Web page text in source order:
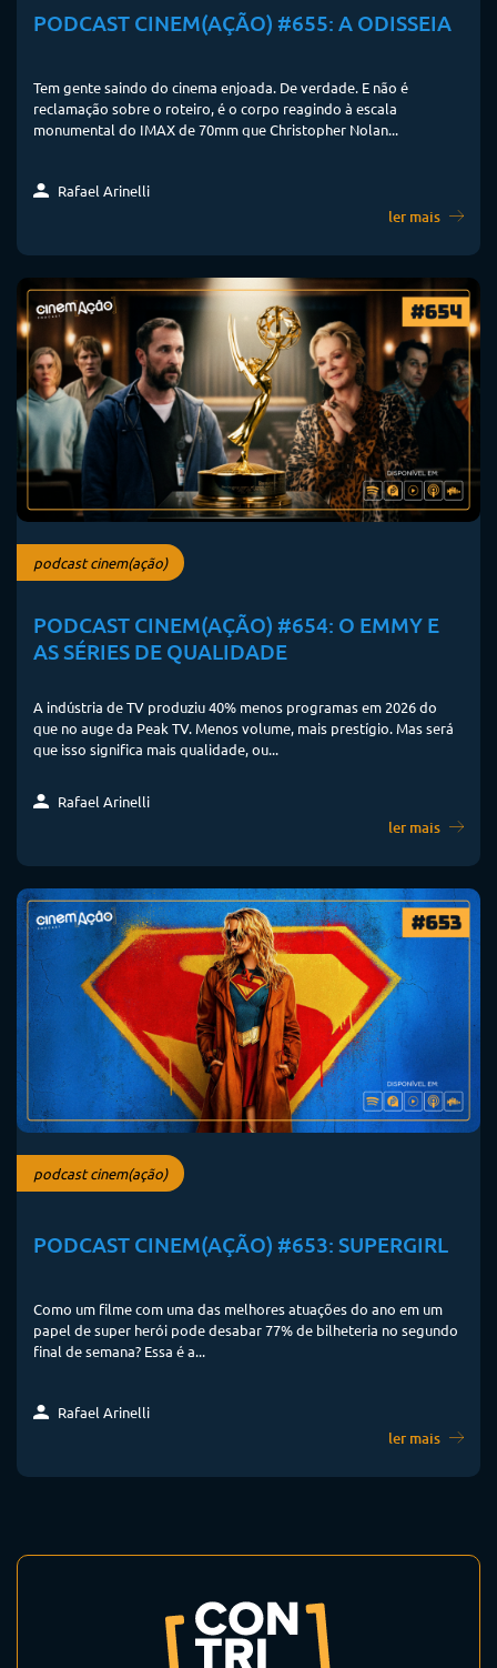
PODCAST CINEM(AÇÃO) #655: A ODISSEIA
Tem gente saindo do cinema enjoada. De verdade. E não é
reclamação sobre o roteiro, é o corpo reagindo à escala
monumental do IMAX de 70mm que Christopher Nolan...
Rafael Arinelli
ler mais
podcast cinem(ação)
PODCAST CINEM(AÇÃO) #654: O EMMY E
AS SÉRIES DE QUALIDADE
A indústria de TV produziu 40% menos programas em 2026 do
que no auge da Peak TV. Menos volume, mais prestígio. Mas será
que isso significa mais qualidade, ou...
Rafael Arinelli
ler mais
podcast cinem(ação)
PODCAST CINEM(AÇÃO) #653: SUPERGIRL
Como um filme com uma das melhores atuações do ano em um
papel de super herói pode desabar 77% de bilheteria no segundo
final de semana? Essa é a...
Rafael Arinelli
ler mais